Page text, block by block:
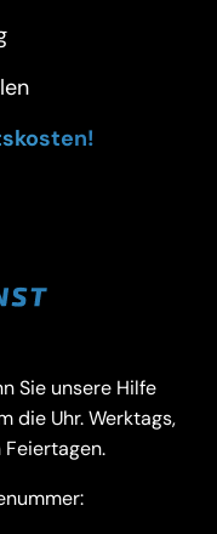
Sie unsere Hilfe
die Uhr. Werktags,